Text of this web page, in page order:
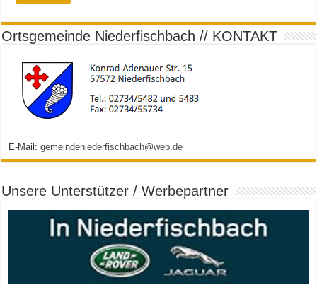
Ortsgemeinde Niederfischbach // KONTAKT
E-Mail:gemeindeniederfischbach@web.de
Unsere Unterstützer / Werbepartner